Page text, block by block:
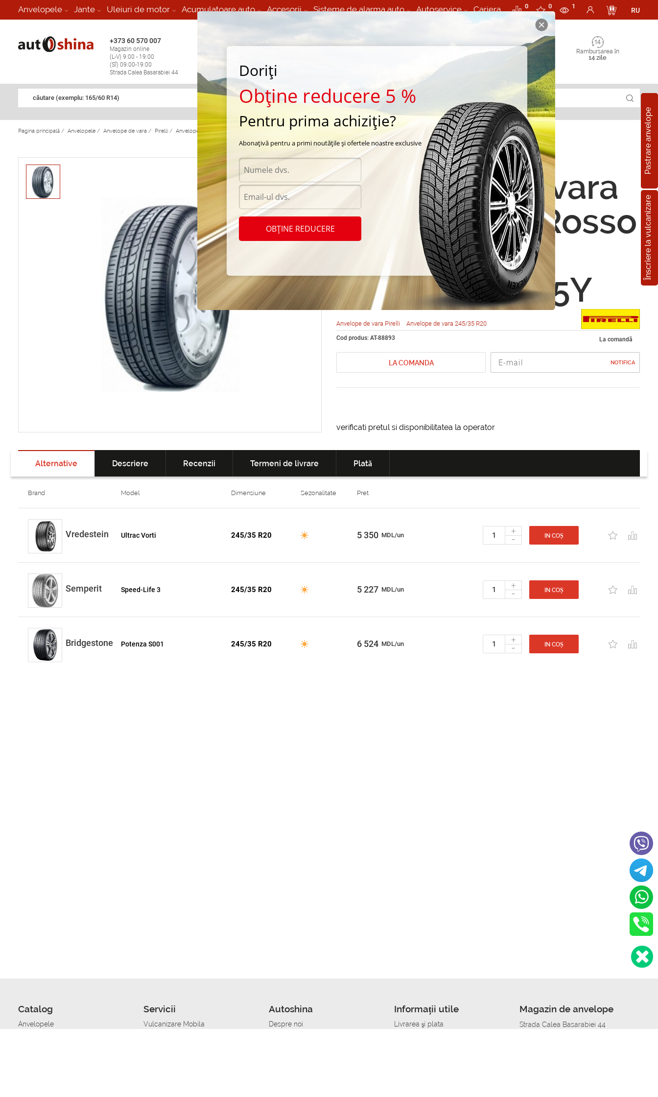
Anvelopele Jante Uleiuri de motor Acumulatoare auto Accesorii Sisteme de alarma auto Autoservice Cariera 0 0 1
RU
+373 60 570 007
Magazin online
(L-V) 9:00 - 19:00
(Sî) 09:00-19:00
Strada Calea Basarabiei 44
Vulcanizare Mobila 24/7 non
Rambursarea în
14 zile
căutare (exemplu: 165/60 R14)
Pastrare anvelope
Înscriere la vulcanizare
Pagina principală / Anvelopele / Anvelope de vara / Pirelli / Anvelope de vara Pirelli PZero Asimmetrico/ Pirelli PZero Rosso Asimmetrico 245/35 R20 95Y
Anvelope de vara
Pirelli PZero Rosso
Asimmetrico
245/35 R20 95Y
Anvelope de vara Pirelli Anvelope de vara 245/35 R20
Cod produs: AT-88893 La comandă
LA COMANDA NOTIFICA
verificati pretul si disponibilitatea la operator
Alternative Descriere Recenzii Termeni de livrare Plată
Brand Model Dimensiune Sezonalitate Pret
Vredestein Ultrac Vorti 245/35 R20 5 350 MDL/un +
- IN COȘ
Semperit Speed-Life 3 245/35 R20 5 227 MDL/un +
- IN COȘ
Bridgestone Potenza S001 245/35 R20 6 524 MDL/un +
- IN COȘ
Catalog
Anvelopele
Servicii
Vulcanizare Mobila
Autoshina
Despre noi
Informații utile
Livrarea şi plata
Magazin de anvelope
Strada Calea Basarabiei 44
Doriți
Obține reducere 5 %
Pentru prima achiziție?
Abonațivă pentru a primi noutățile și ofertele noastre exclusive
OBȚINE REDUCERE